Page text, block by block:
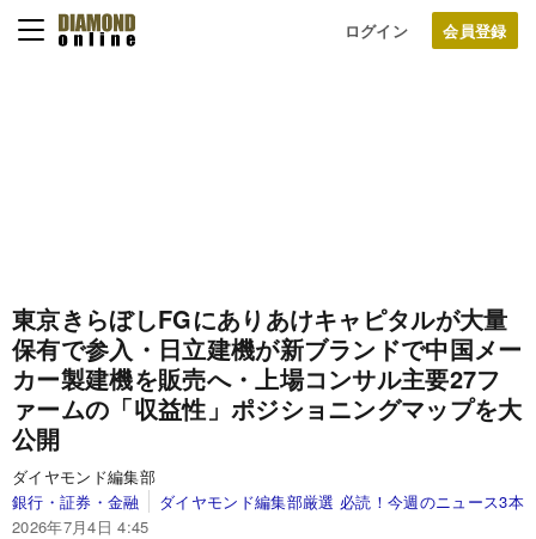
ログイン
東京きらぼしFGにありあけキャピタルが大量
保有で参入・日立建機が新ブランドで中国メー
カー製建機を販売へ・上場コンサル主要27フ
ァームの「収益性」ポジショニングマップを大
公開
ダイヤモンド編集部
銀行・証券・金融
ダイヤモンド編集部厳選 必読！今週のニュース3本
2026年7月4日 4:45